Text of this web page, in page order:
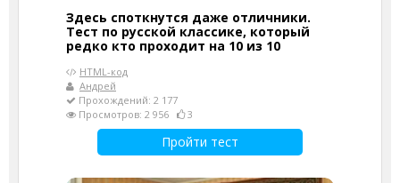
Здесь споткнутся даже отличники.
Тест по русской классике, который
редко кто проходит на 10 из 10
HTML-код
Андрей
Прохождений: 2 177
Просмотров: 2 956
3
Пройти тест